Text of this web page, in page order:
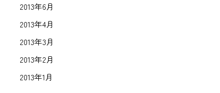
2013年6月
2013年4月
2013年3月
2013年2月
2013年1月